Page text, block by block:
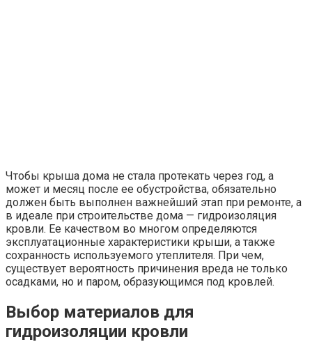
Чтобы крыша дома не стала протекать через год, а
может и месяц после ее обустройства, обязательно
должен быть выполнен важнейший этап при ремонте, а
в идеале при строительстве дома — гидроизоляция
кровли. Ее качеством во многом определяются
эксплуатационные характеристики крыши, а также
сохранность используемого утеплителя. При чем,
существует вероятность причинения вреда не только
осадками, но и паром, образующимся под кровлей.
Выбор материалов для
гидроизоляции кровли